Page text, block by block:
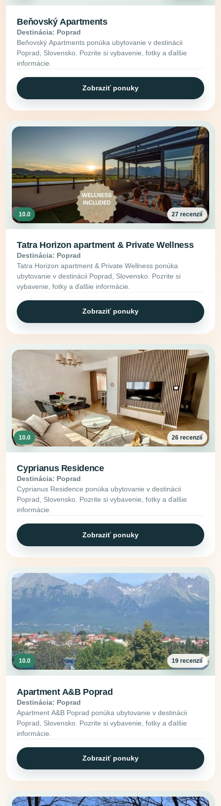
Beňovský Apartments
Destinácia: Poprad
Beňovský Apartments ponúka ubytovanie v destinácii
Poprad, Slovensko. Pozrite si vybavenie, fotky a ďalšie
informácie.
Zobraziť ponuky
10.0 27 recenzií
Tatra Horizon apartment & Private Wellness
Destinácia: Poprad
Tatra Horizon apartment & Private Wellness ponúka
ubytovanie v destinácii Poprad, Slovensko. Pozrite si
vybavenie, fotky a ďalšie informácie.
Zobraziť ponuky
10.0 26 recenzií
Cyprianus Residence
Destinácia: Poprad
Cyprianus Residence ponúka ubytovanie v destinácii
Poprad, Slovensko. Pozrite si vybavenie, fotky a ďalšie
informácie.
Zobraziť ponuky
10.0 19 recenzií
Apartment A&B Poprad
Destinácia: Poprad
Apartment A&B Poprad ponúka ubytovanie v destinácii
Poprad, Slovensko. Pozrite si vybavenie, fotky a ďalšie
informácie.
Zobraziť ponuky